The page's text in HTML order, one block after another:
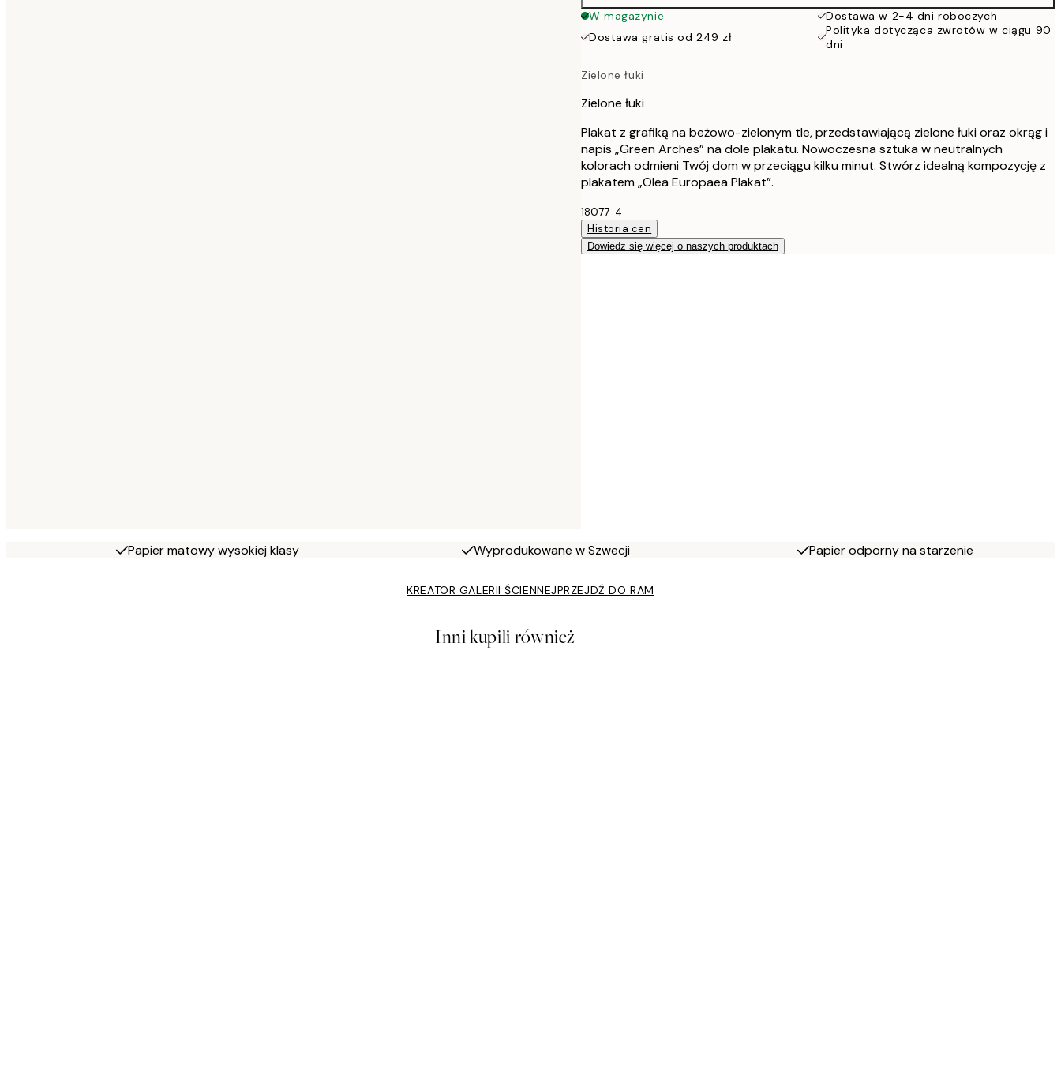
152 zł
W magazynie
Dostawa w 2-4 dni roboczych
Dostawa gratis od 249 zł
Polityka dotycząca zwrotów w ciągu 90
dni
Zielone łuki
Zielone łuki
Plakat z grafiką na beżowo-zielonym tle, przedstawiającą zielone łuki oraz okrąg i
napis „Green Arches” na dole plakatu. Nowoczesna sztuka w neutralnych
kolorach odmieni Twój dom w przeciągu kilku minut. Stwórz idealną kompozycję z
plakatem „Olea Europaea Plakat”.
18077-4
Historia cen
Dowiedz się więcej o naszych produktach
Papier matowy wysokiej klasy Wyprodukowane w Szwecji Papier odporny na starzenie
KREATOR GALERII ŚCIENNEJPRZEJDŹ DO RAM
Inni kupili również